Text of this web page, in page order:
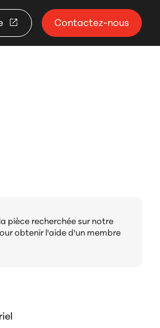
Contactez-nous
pièce recherchée sur notre
obtenir l'aide d'un membre